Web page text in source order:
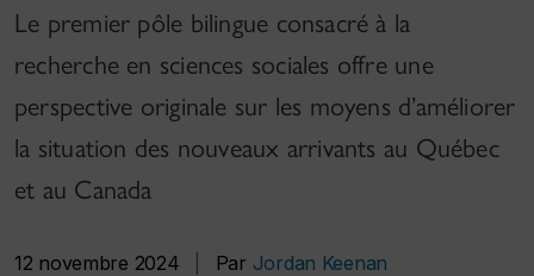
Le premier pôle bilingue consacré à la
recherche en sciences sociales offre une
perspective originale sur les moyens d’améliorer
la situation des nouveaux arrivants au Québec
et au Canada
12 novembre 2024 Par Jordan Keenan